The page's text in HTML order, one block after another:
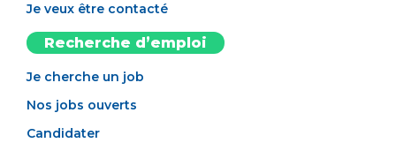
Je veux être contacté
Recherche d’emploi
Je cherche un job
Nos jobs ouverts
Candidater